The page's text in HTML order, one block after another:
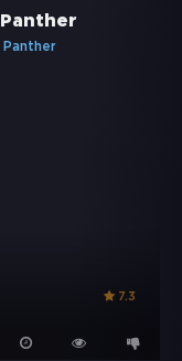
Panther
7.3